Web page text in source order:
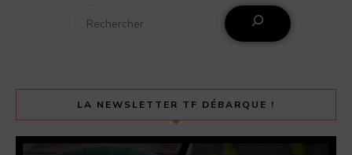
LA NEWSLETTER TF DÉBARQUE !